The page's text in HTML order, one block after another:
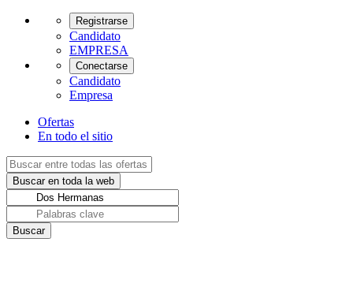
Registrarse
Candidato
EMPRESA
Conectarse
Candidato
Empresa
Ofertas
En todo el sitio